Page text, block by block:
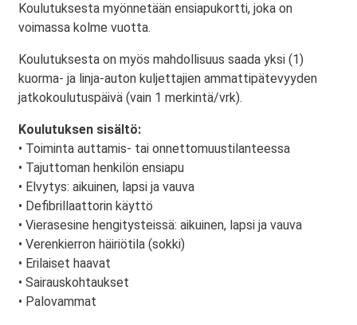
Koulutuksesta myönnetään ensiapukortti, joka on
voimassa kolme vuotta.
Koulutuksesta on myös mahdollisuus saada yksi (1)
kuorma- ja linja-auton kuljettajien ammattipätevyyden
jatkokoulutuspäivä (vain 1 merkintä/vrk).
Koulutuksen sisältö:
• Toiminta auttamis- tai onnettomuustilanteessa
• Tajuttoman henkilön ensiapu
• Elvytys: aikuinen, lapsi ja vauva
• Defibrillaattorin käyttö
• Vierasesine hengitysteissä: aikuinen, lapsi ja vauva
• Verenkierron häiriötila (sokki)
• Erilaiset haavat
• Sairauskohtaukset
• Palovammat